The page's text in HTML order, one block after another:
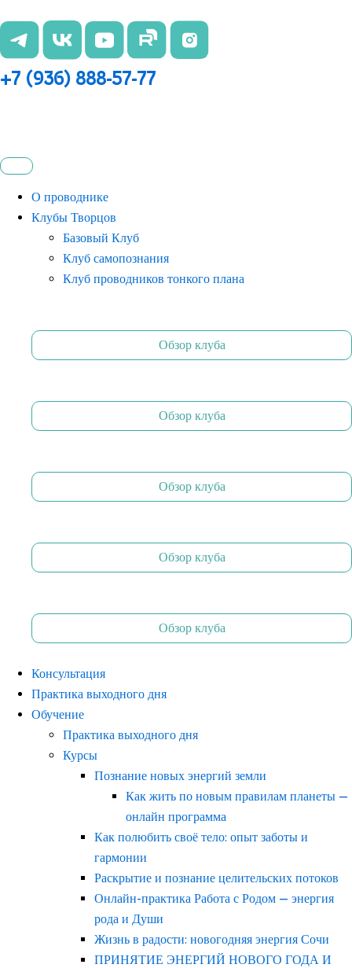
к
содержимому
+7 (936) 888-57-77
О проводнике
Клубы Творцов
Базовый Клуб
Клуб самопознания
Клуб проводников тонкого плана
Обзор клуба
Обзор клуба
Обзор клуба
Обзор клуба
Обзор клуба
Консультация
Практика выходного дня
Обучение
Практика выходного дня
Курсы
Познание новых энергий земли
Как жить по новым правилам планеты —
онлайн программа
Как полюбить своё тело: опыт заботы и
гармонии
Раскрытие и познание целительских потоков
Онлайн-практика Работа с Родом — энергия
рода и Души
Жизнь в радости: новогодняя энергия Сочи
ПРИНЯТИЕ ЭНЕРГИЙ НОВОГО ГОДА И